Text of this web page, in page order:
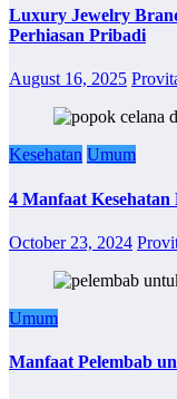
Luxury Jewelry
Perhiasan Pribadi
August 16, 2025
Kesehatan Umum
4 Manfaat Kesehatan
October 23, 2024
Umum
Manfaat Pelembab